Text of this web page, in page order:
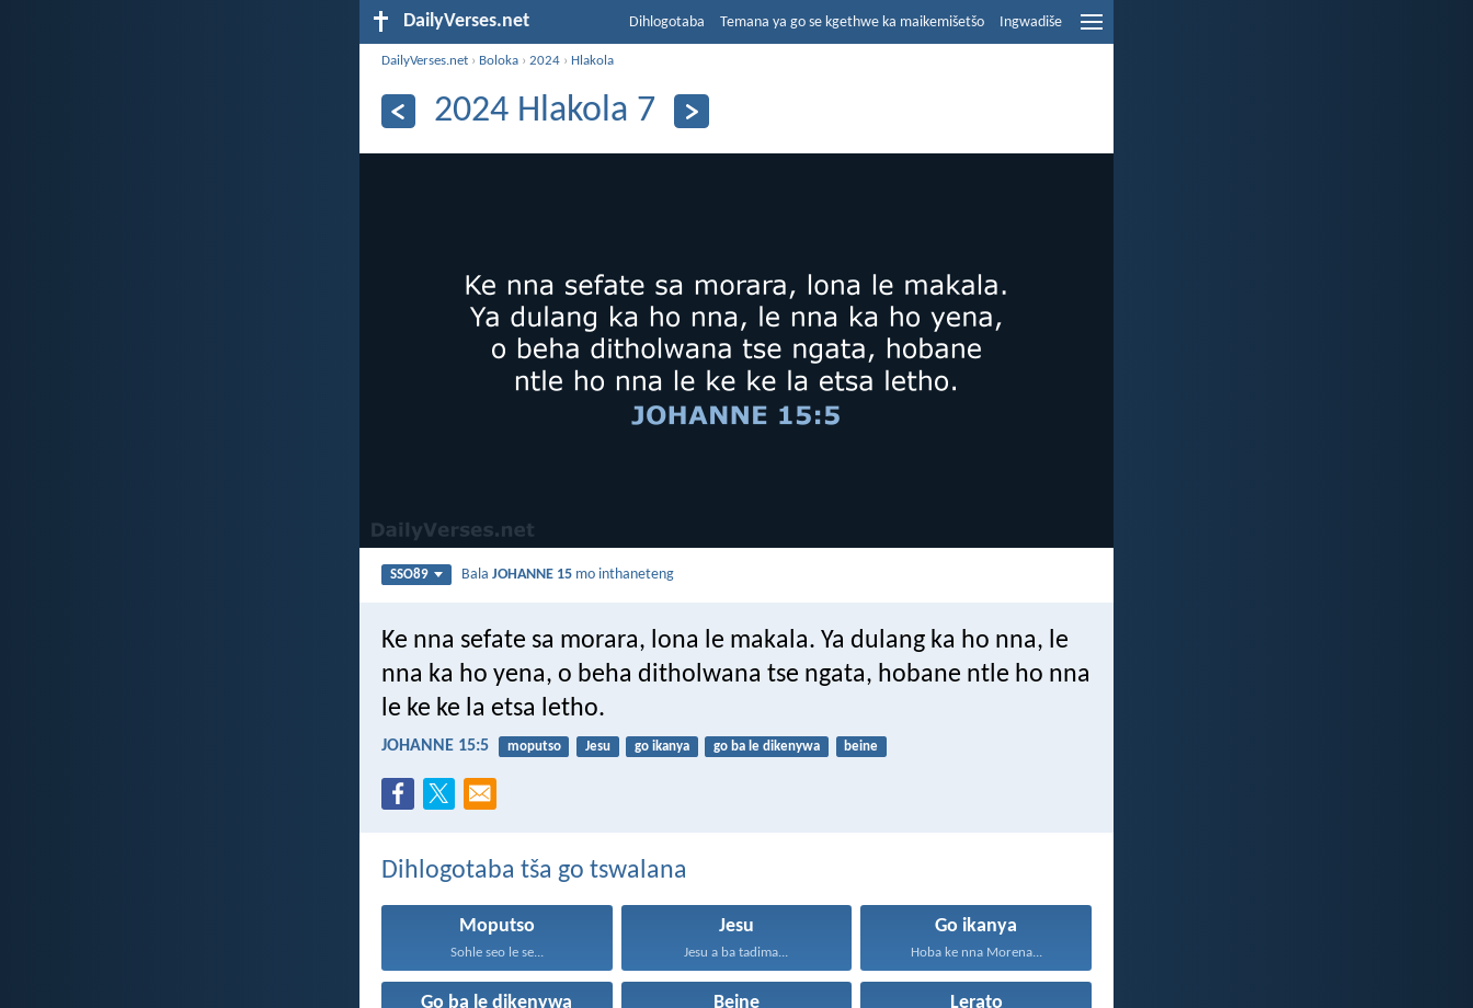
DailyVerses.net Dihlogotaba Temana ya go se kgethwe ka maikemišetšo Ingwadiše
DailyVerses.net › Boloka ›2024 › Hlakola
2024 Hlakola 7
SSO89 BalaJOHANNE 15 mo inthaneteng
Ke nna sefate sa morara, lona le makala. Ya dulang ka ho nna, le
nna ka ho yena, o beha ditholwana tse ngata, hobane ntle ho nna
le ke ke la etsa letho.
JOHANNE 15:5 moputso Jesu go ikanya go ba le dikenywa beine
Dihlogotaba tša go tswalana
Moputso
Sohle seo le se...
Jesu
Jesu a ba tadima...
Go ikanya
Hoba ke nna Morena...
Go ba le dikenywa Beine Lerato